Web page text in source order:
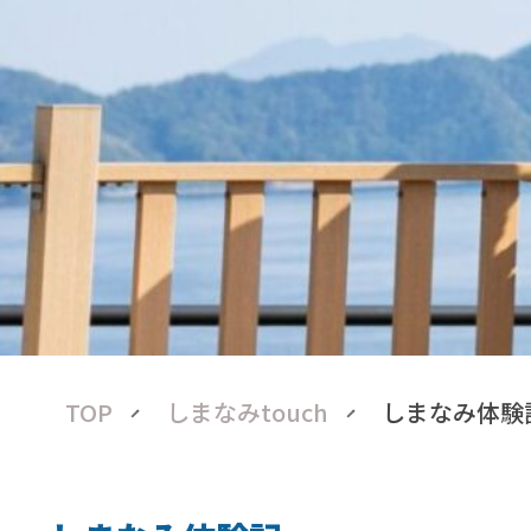
TOP しまなみtouch しまなみ体験